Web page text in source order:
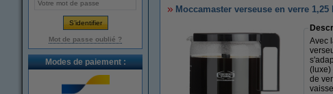
Mot de passe oublié ?
Modes de paiement :
Moccamaster verseuse en verre 1,25
Avec
(luxe)
de